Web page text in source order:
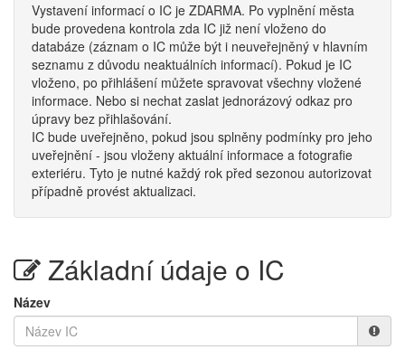
Vystavení informací o IC je ZDARMA. Po vyplnění města
bude provedena kontrola zda IC již není vloženo do
databáze (záznam o IC může být i neuveřejněný v hlavním
seznamu z důvodu neaktuálních informací). Pokud je IC
vloženo, po přihlášení můžete spravovat všechny vložené
informace. Nebo si nechat zaslat jednorázový odkaz pro
úpravy bez přihlašování.
IC bude uveřejněno, pokud jsou splněny podmínky pro jeho
uveřejnění - jsou vloženy aktuální informace a fotografie
exteriéru. Tyto je nutné každý rok před sezonou autorizovat
případně provést aktualizaci.
Základní údaje o IC
Název